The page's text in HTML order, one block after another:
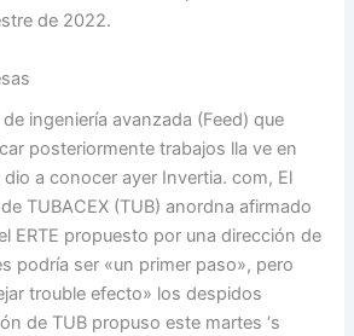
de 2022.
ingeniería avanzada (Feed) que
posteriormente trabajos lla ve en
dio a conocer ayer Invertia. com, El
TUBACEX (TUB) anordna afirmado
ERTE propuesto por una dirección de
podría ser «un primer paso», pero
trouble efecto» los despidos
de TUB propuso este martes ‘s